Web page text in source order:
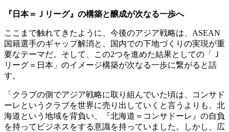
『日本＝Ｊリーグ』の構築と醸成が次なる一歩へ
ここまで触れてきたように、今後のアジア戦略は、ASEAN
国籍選手のギャップ解消と、国内での下地づくりの実現が重
要なテーマだ。そして、この2つを進めた結果としての「Ｊ
リーグ＝日本」のイメージ構築が次なる一歩に繋がると話
す。
「クラブの側でアジア戦略に取り組んでいた頃は、コンサド
ーレというクラブを世界に売り出していくと言うよりも、北
海道という地域を背負い、『北海道＝コンサドーレ』の自負
を持ってビジネスをする意識を持っていました。しかし、広